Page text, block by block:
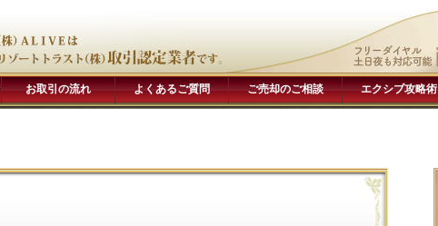
お取引の流れ よくあるご質問 ご売却のご相談 エクシブ攻略術